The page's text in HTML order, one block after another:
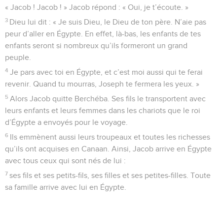
« Jacob ! Jacob ! » Jacob répond : « Oui, je t’écoute. »
3 Dieu lui dit : « Je suis Dieu, le Dieu de ton père. N’aie pas
peur d’aller en Égypte. En effet, là-bas, les enfants de tes
enfants seront si nombreux qu’ils formeront un grand
peuple.
4 Je pars avec toi en Égypte, et c’est moi aussi qui te ferai
revenir. Quand tu mourras, Joseph te fermera les yeux. »
5 Alors Jacob quitte Berchéba. Ses fils le transportent avec
leurs enfants et leurs femmes dans les chariots que le roi
d’Égypte a envoyés pour le voyage.
6 Ils emmènent aussi leurs troupeaux et toutes les richesses
qu’ils ont acquises en Canaan. Ainsi, Jacob arrive en Égypte
avec tous ceux qui sont nés de lui :
7 ses fils et ses petits-fils, ses filles et ses petites-filles. Toute
sa famille arrive avec lui en Égypte.